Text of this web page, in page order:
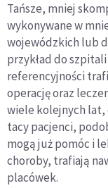
Tańsze, mniej
wykonywane w
wojewódzkich lub
przykład do
referencyjności
operację oraz
wiele kolejnych lat,
tacy pacjenci,
mogą już pomóc i
choroby, trafiają
placówek.